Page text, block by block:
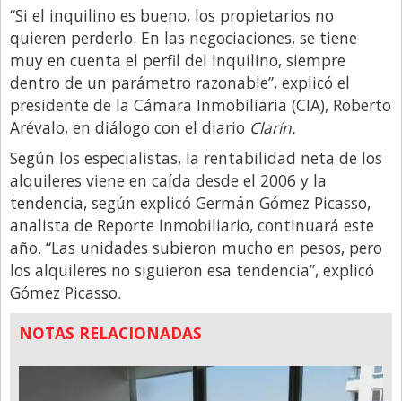
La Opinión del Director
Legales
Libro de Quejas
Medios
Minuto Lanzamiento
Negocios
Opinion
País
Política
Publicidad y Marketing
Real Estate y Propiedades
“Si el inquilino es bueno, los propietarios no
quieren perderlo. En las negociaciones, se tiene
muy en cuenta el perfil del inquilino, siempre
dentro de un parámetro razonable”, explicó el
presidente de la Cámara Inmobiliaria (CIA), Roberto
Arévalo, en diálogo con el diario Clarín.
Según los especialistas, la rentabilidad neta de los
alquileres viene en caída desde el 2006 y la
tendencia, según explicó Germán Gómez Picasso,
analista de Reporte Inmobiliario, continuará este
año. “Las unidades subieron mucho en pesos, pero
los alquileres no siguieron esa tendencia”, explicó
Gómez Picasso.
NOTAS RELACIONADAS